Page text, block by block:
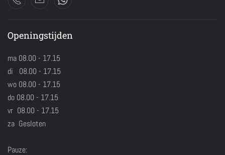
Openingstijden
ma 08.00 - 17.15
di 08.00 - 17.15
wo 08.00 - 17.15
do 08.00 - 17.15
vr 08.00 - 17.15
za Gesloten
Pauze: